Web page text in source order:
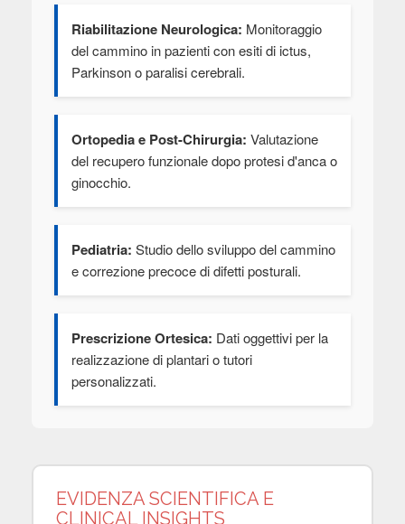
Riabilitazione Neurologica: Monitoraggio
del cammino in pazienti con esiti di ictus,
Parkinson o paralisi cerebrali.
Ortopedia e Post-Chirurgia: Valutazione
del recupero funzionale dopo protesi d'anca o
ginocchio.
Pediatria: Studio dello sviluppo del cammino
e correzione precoce di difetti posturali.
Prescrizione Ortesica: Dati oggettivi per la
realizzazione di plantari o tutori
personalizzati.
EVIDENZA SCIENTIFICA E
CLINICAL INSIGHTS